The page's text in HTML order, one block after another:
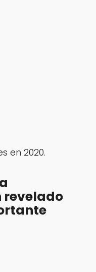
en 2020.
revelado